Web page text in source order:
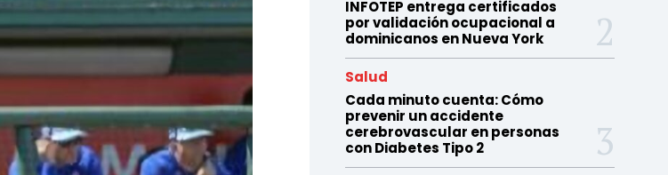
INFOTEP entrega certificados
por validación ocupacional a
dominicanos en Nueva York
Salud
Cada minuto cuenta: Cómo
prevenir un accidente
cerebrovascular en personas
con Diabetes Tipo 2